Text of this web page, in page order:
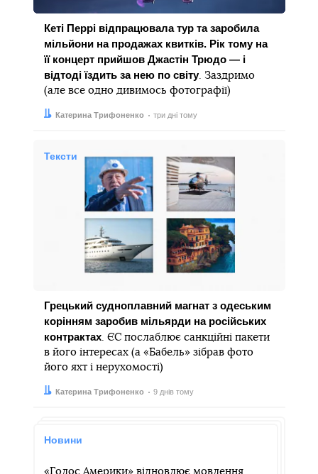
Кеті Перрі відпрацювала тур та заробила
мільйони на продажах квитків. Рік тому на
її концерт прийшов Джастін Трюдо — і
відтоді їздить за нею по світу. Заздримо
(але все одно дивимось фотографії)
Автор:
Катерина Трифоненко
Дата: три дні тому
Тексти
Грецький судноплавний магнат з одеським
корінням заробив мільярди на російських
контрактах. ЄС послаблює санкційні пакети
в його інтересах (а «Бабель» зібрав фото
його яхт і нерухомості)
Автор:
Катерина Трифоненко
Дата: 9 днів тому
Новини
«Голос Америки» відновлює мовлення